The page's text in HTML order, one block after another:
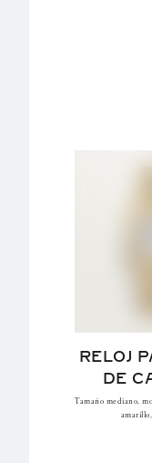
RELOJ
DE
Tamaño mediano,